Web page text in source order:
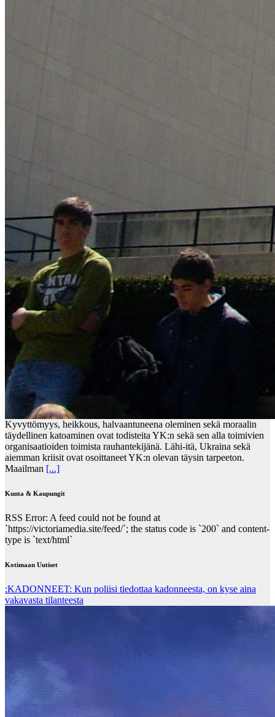
Kyvyttömyys, heikkous, halvaantuneena oleminen sekä moraalin
täydellinen katoaminen ovat todisteita YK:n sekä sen alla toimivien
organisaatioiden toimista rauhantekijänä. Lähi-itä, Ukraina sekä
aiemman kriisit ovat osoittaneet YK:n olevan täysin tarpeeton.
Maailman [...]
Kunta & Kaupungit
RSS Error: A feed could not be found at
`https://victoriamedia.site/feed/`; the status code is `200` and content-
type is `text/html`
Kotimaan Uutiset
:KADONNEET: Kun poliisi tiedottaa kadonneesta, on kyse aina
vakavasta tilanteesta